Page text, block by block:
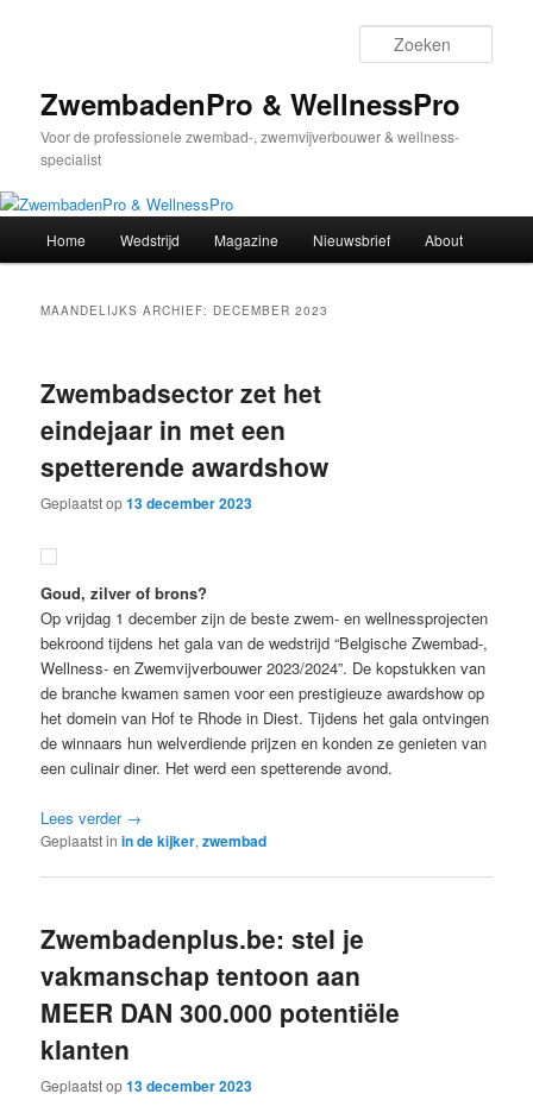
inhoud
inhoudZwembadenPro & WellnessPro
Voor de professionele zwembad-, zwemvijverbouwer & wellness-
specialist
Home Wedstrijd Magazine Nieuwsbrief About
MAANDELIJKS ARCHIEF: DECEMBER 2023
Zwembadsector zet het
eindejaar in met een
spetterende awardshow
Geplaatst op13 december 2023
Goud, zilver of brons?
Op vrijdag 1 december zijn de beste zwem- en wellnessprojecten
bekroond tijdens het gala van de wedstrijd “Belgische Zwembad-,
Wellness- en Zwemvijverbouwer 2023/2024”. De kopstukken van
de branche kwamen samen voor een prestigieuze awardshow op
het domein van Hof te Rhode in Diest. Tijdens het gala ontvingen
de winnaars hun welverdiende prijzen en konden ze genieten van
een culinair diner. Het werd een spetterende avond.
Lees verder →
Geplaatst in in de kijker,zwembad
Zwembadenplus.be: stel je
vakmanschap tentoon aan
MEER DAN 300.000 potentiële
klanten
Geplaatst op13 december 2023